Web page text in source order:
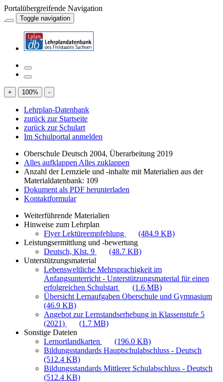
Portalübergreifende Navigation
Toggle navigation
+ 100% -
Lehrplan-Datenbank
zurück zur Startseite
zurück zur Schulart
Im Schulportal anmelden
Oberschule Deutsch 2004, Überarbeitung 2019
Alles aufklappen Alles zuklappen
Anzahl der Lernziele und -inhalte mit Materialien aus der
Materialdatenbank: 109
Dokument als PDF herunterladen
Kontaktformular
Weiterführende Materialien
Hinweise zum Lehrplan
Flyer Lektüreempfehlung
(484.9 KB)
Leistungsermittlung und -bewertung
Deutsch, Klst. 9
(48.7 KB)
Unterstützungsmaterial
Lebensweltliche Mehrsprachigkeit im
Anfangsunterricht - Unterstützungsmaterial für einen
erfolgreichen Schulstart
(1.6 MB)
Übersicht Lernaufgaben Oberschule und Gymnasium
(46.9 KB)
Angebot zur Lernstandserhebung in Klassenstufe 5
(2021)
(1.7 MB)
Sonstige Dateien
Lernortlandkarten
(196.0 KB)
Bildungsstandards Hauptschulabschluss - Deutsch
(512.4 KB)
Bildungsstandards Mittlerer Schulabschluss - Deutsch
(512.4 KB)